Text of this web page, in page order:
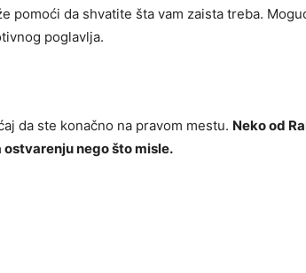
pomoći da shvatite šta vam zaista treba.
poglavlja.
da ste konačno na pravom mestu. Neko od
nego što misle.